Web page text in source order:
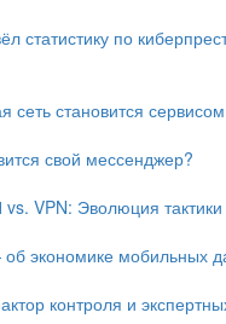
статистику по
сеть становится
свой мессенджер?
VPN: Эволюция
экономике мобильных
контроля и